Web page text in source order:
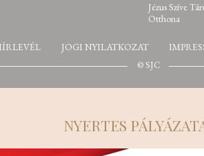
Jézus Szíve
Otthona
JOGI NYILATKOZAT
© SJC
NYERTES